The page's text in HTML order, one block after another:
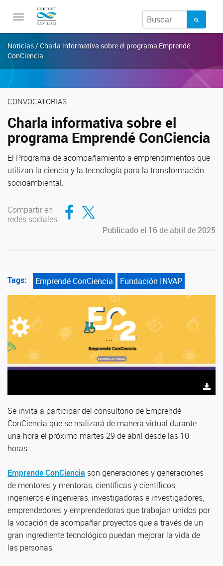
Toggle
Noticias / Charla informativa sobre el programa Emprendé
ConCiencia
CONVOCATORIAS
Charla informativa sobre el
programa Emprendé ConCiencia
El Programa de acompañamiento a emprendimientos que
utilizan la ciencia y la tecnología para la transformación
socioambiental.
Compartir en
redes sociales
Compartir en Facebook
Compartir en Twitter
Publicado el 16 de abril de 2025
Tags: Emprendé ConCiencia Fundación INVAP
Se invita a participar del consultorio de Emprendé
ConCiencia que se realizará de manera virtual durante
una hora el próximo martes 29 de abril desde las 10
horas.
Emprende ConCiencia son generaciones y generaciones
de mentores y mentoras, científicas y científicos,
ingenieros e ingenieras, investigadoras e investigadores,
emprendedores y emprendedoras que trabajan unidos por
la vocación de acompañar proyectos que a través de un
gran ingrediente tecnológico puedan mejorar la vida de
las personas.